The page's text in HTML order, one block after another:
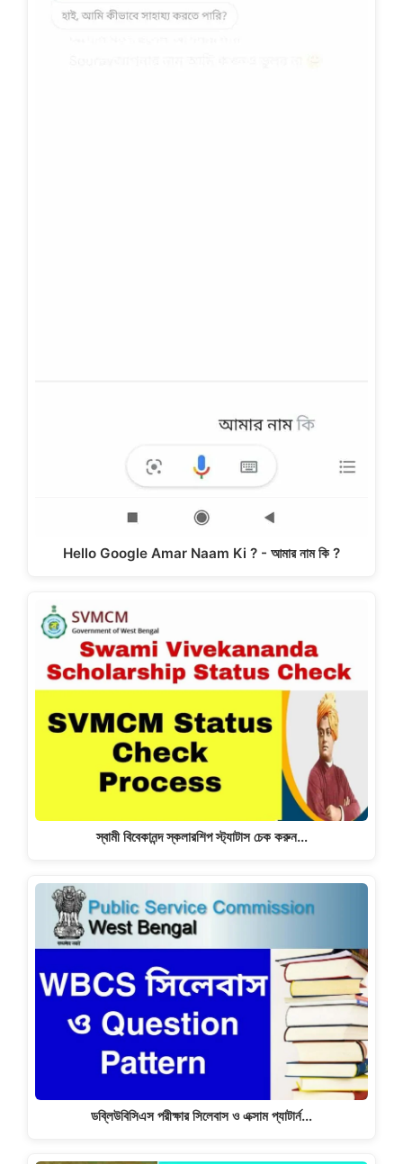
o o
Hello Google Amar Naam Ki ? - আমার নাম কি ?
স্বামী বিবেকানন্দ স্কলারশিপ স্ট্যাটাস চেক করুন…
ডব্লিউবিসিএস পরীক্ষার সিলেবাস ও এক্সাম প্যাটার্ন…